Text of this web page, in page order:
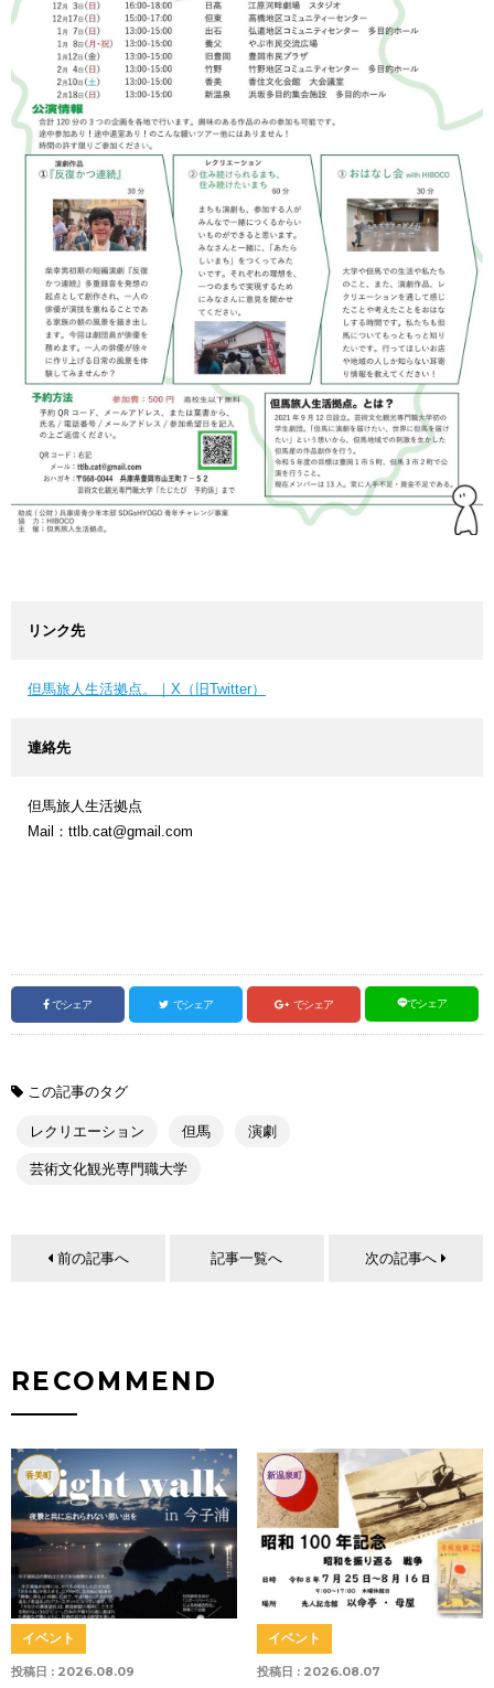
リンク先
但馬旅人生活拠点。｜X（旧Twitter）
連絡先
但馬旅人生活拠点
Mail：ttlb.cat@gmail.com
でシェア でシェア でシェア でシェア
この記事のタグ
レクリエーション 但馬 演劇
芸術文化観光専門職大学
前の記事へ 記事一覧へ 次の記事へ
RECOMMEND
香美町
投稿日 : 2026.08.09
イベント
新温泉町
投稿日 : 2026.08.07
イベント